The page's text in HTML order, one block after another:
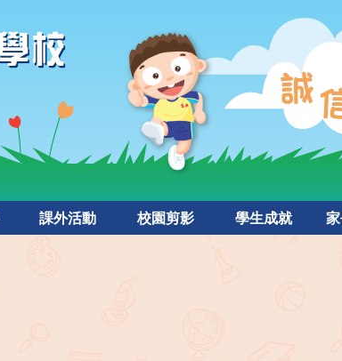
課外活動 校園剪影 學生成就